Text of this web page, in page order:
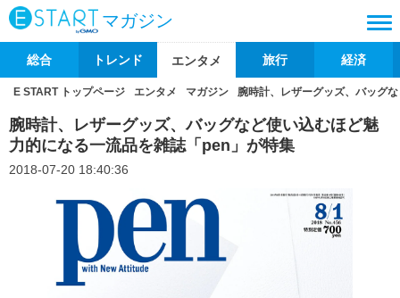
マガジン
総合 トレンド エンタメ 旅行 経済
E START トップページ エンタメ マガジン 腕時計、レザーグッズ、バッグ
腕時計、レザーグッズ、バッグなど使い込むほど魅
力的になる一流品を雑誌「pen」が特集
2018-07-20 18:40:36